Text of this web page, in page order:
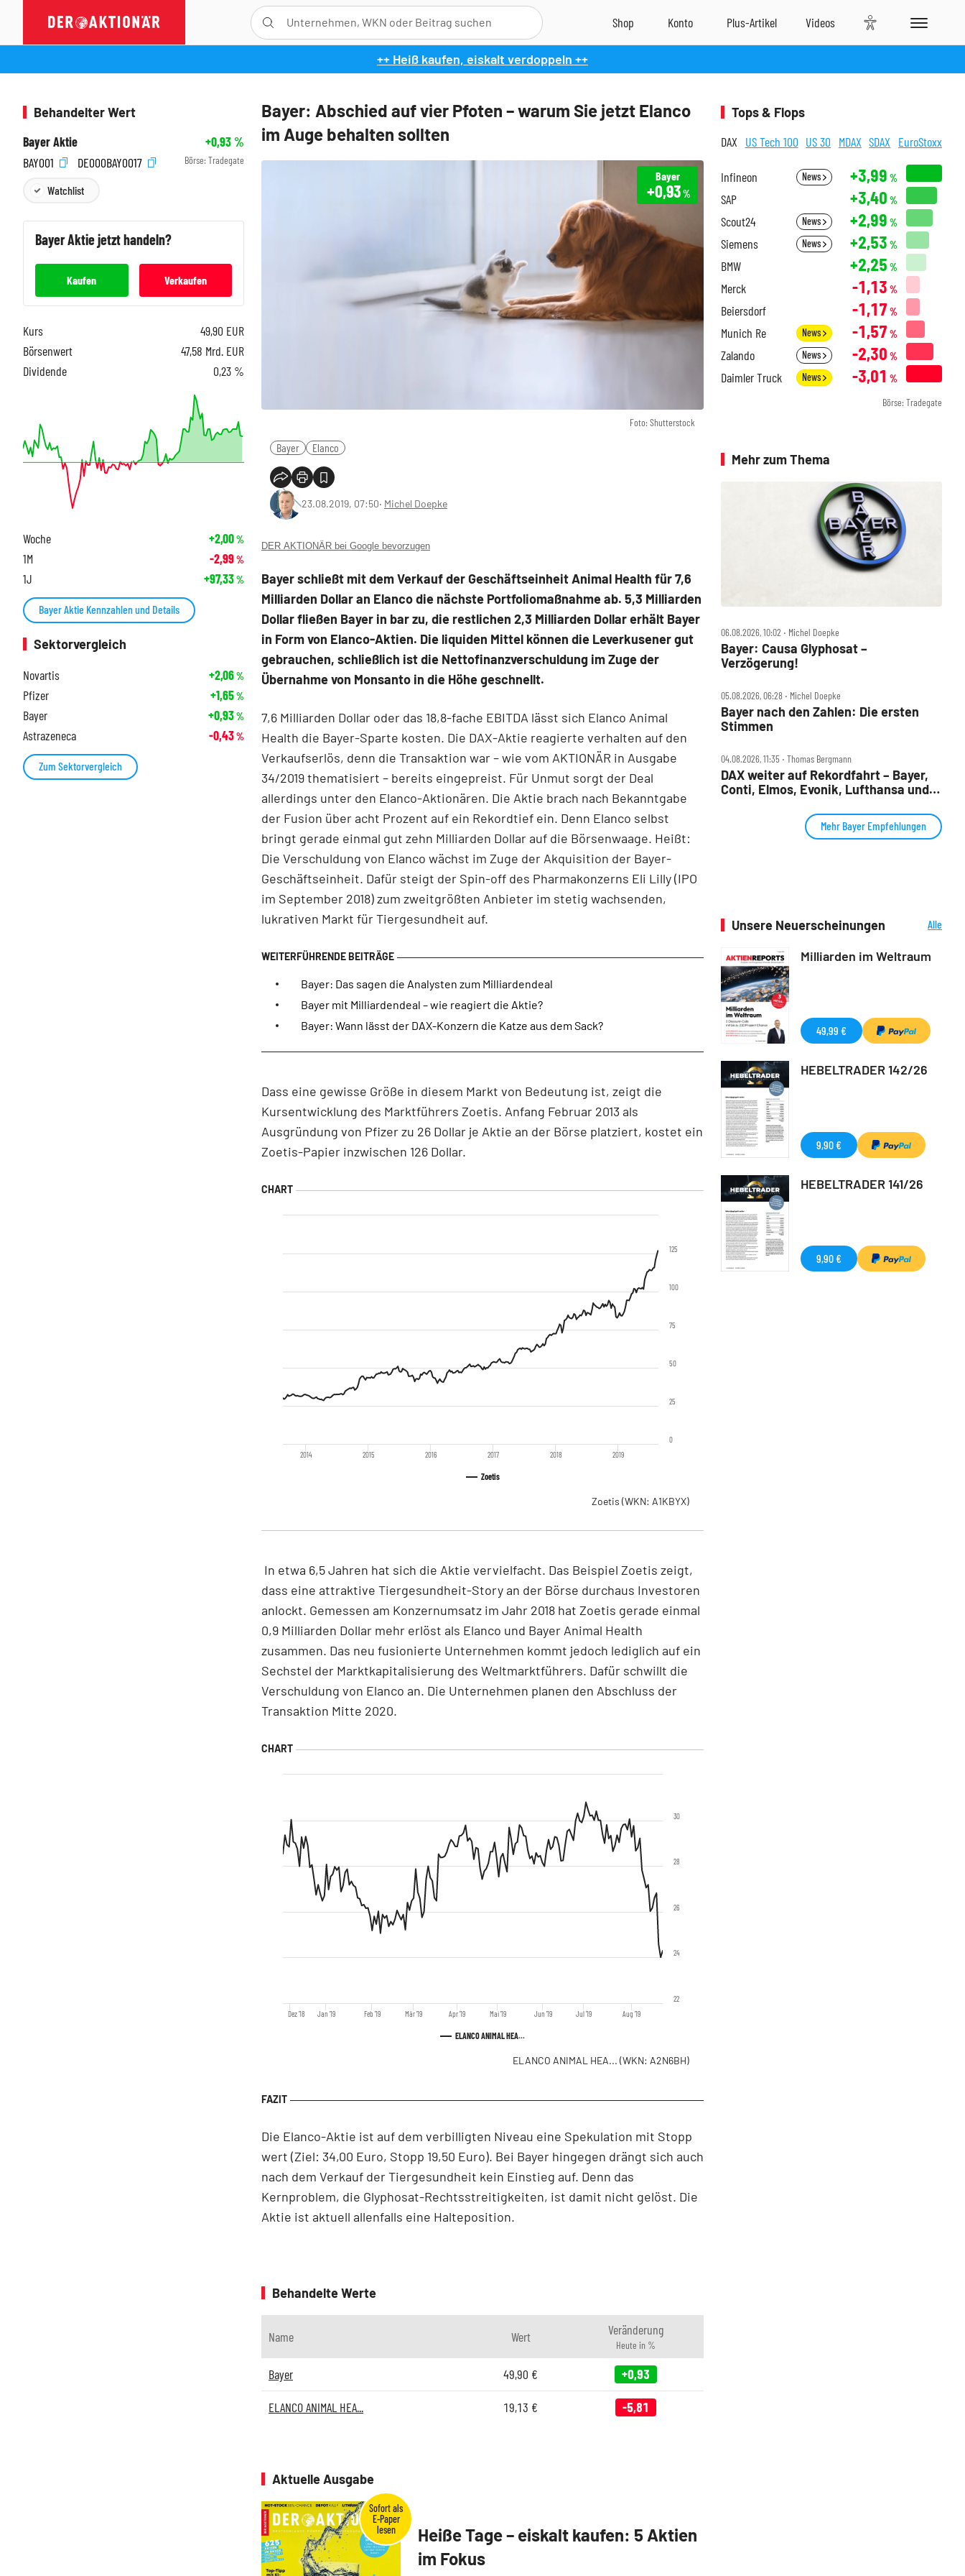
++ Heiß kaufen, eiskalt verdoppeln ++
Bayer: Abschied auf vier Pfoten – warum Sie jetzt Elanco
im Auge behalten sollten
Foto: Shutterstock
Bayer
+0,93%
Bayer Elanco
23.08.2019, 07:50‧ Michel Doepke
DER AKTIONÄR bei Google bevorzugen
Bayer schließt mit dem Verkauf der Geschäftseinheit Animal Health für 7,6
Milliarden Dollar an Elanco die nächste Portfoliomaßnahme ab. 5,3 Milliarden
Dollar fließen Bayer in bar zu, die restlichen 2,3 Milliarden Dollar erhält Bayer
in Form von Elanco-Aktien. Die liquiden Mittel können die Leverkusener gut
gebrauchen, schließlich ist die Nettofinanzverschuldung im Zuge der
Übernahme von Monsanto in die Höhe geschnellt.
7,6 Milliarden Dollar oder das 18,8-fache EBITDA lässt sich Elanco Animal
Health die Bayer-Sparte kosten. Die DAX-Aktie reagierte verhalten auf den
Verkaufserlös, denn die Transaktion war – wie vom AKTIONÄR in Ausgabe
34/2019 thematisiert – bereits eingepreist. Für Unmut sorgt der Deal
allerdings unter den Elanco-Aktionären. Die Aktie brach nach Bekanntgabe
der Fusion über acht Prozent auf ein Rekordtief ein. Denn Elanco selbst
bringt gerade einmal gut zehn Milliarden Dollar auf die Börsenwaage. Heißt:
Die Verschuldung von Elanco wächst im Zuge der Akquisition der Bayer-
Geschäftseinheit. Dafür steigt der Spin-off des Pharmakonzerns Eli Lilly (IPO
im September 2018) zum zweitgrößten Anbieter im stetig wachsenden,
lukrativen Markt für Tiergesundheit auf.
Bayer: Das sagen die Analysten zum Milliardendeal
Bayer mit Milliardendeal – wie reagiert die Aktie?
Bayer: Wann lässt der DAX-Konzern die Katze aus dem Sack?
Dass eine gewisse Größe in diesem Markt von Bedeutung ist, zeigt die
Kursentwicklung des Marktführers Zoetis. Anfang Februar 2013 als
Ausgründung von Pfizer zu 26 Dollar je Aktie an der Börse platziert, kostet ein
Zoetis-Papier inzwischen 126 Dollar.
Zoetis
2014 2015 2016 2017 2018 2019
0
25
50
75
100
125
Zoetis (WKN: A1KBYX)
In etwa 6,5 Jahren hat sich die Aktie vervielfacht. Das Beispiel Zoetis zeigt,
dass eine attraktive Tiergesundheit-Story an der Börse durchaus Investoren
anlockt. Gemessen am Konzernumsatz im Jahr 2018 hat Zoetis gerade einmal
0,9 Milliarden Dollar mehr erlöst als Elanco und Bayer Animal Health
zusammen. Das neu fusionierte Unternehmen kommt jedoch lediglich auf ein
Sechstel der Marktkapitalisierung des Weltmarktführers. Dafür schwillt die
Verschuldung von Elanco an. Die Unternehmen planen den Abschluss der
Transaktion Mitte 2020.
ELANCO ANIMAL HEA...
Dez '18 Jan '19 Feb '19 Mär '19 Apr '19 Mai '19 Jun '19 Jul '19 Aug '19
22
24
26
28
30
ELANCO ANIMAL HEA... (WKN: A2N6BH)
Die Elanco-Aktie ist auf dem verbilligten Niveau eine Spekulation mit Stopp
wert (Ziel: 34,00 Euro, Stopp 19,50 Euro). Bei Bayer hingegen drängt sich auch
nach dem Verkauf der Tiergesundheit kein Einstieg auf. Denn das
Kernproblem, die Glyphosat-Rechtsstreitigkeiten, ist damit nicht gelöst. Die
Aktie ist aktuell allenfalls eine Halteposition.
Behandelte Werte
Name Wert Veränderung
Heute in %
Bayer 49,90 € +0,93
ELANCO ANIMAL HEA... 19,13 € -5,81
Aktuelle Ausgabe
Heiße Tage – eiskalt kaufen: 5 Aktien
im Fokus
Behandelter Wert
Bayer Aktie
+0,93%
BAY001
DE000BAY0017 Börse: Tradegate
Watchlist
BayerAktie jetzt handeln?
Kaufen Verkaufen
Kurs 49,90 EUR
Börsenwert
47,58 Mrd. EUR
Dividende
0,23 %
Woche +2,00%
1M -2,99%
1J +97,33%
Bayer Aktie Kennzahlen und Details
Sektorvergleich
Novartis
+2,06%
Pfizer +1,65%
Bayer +0,93%
Astrazeneca -0,43%
Zum Sektorvergleich
Tops & Flops
DAX US Tech 100 US 30 MDAX SDAX EuroStoxx
Infineon News +3,99 %
SAP +3,40 %
Scout24 News +2,99 %
Siemens News +2,53 %
BMW +2,25 %
Merck -1,13 %
Beiersdorf -1,17 %
Munich Re News -1,57 %
Zalando News -2,30 %
Daimler Truck News -3,01 %
Börse: Tradegate
Mehr zum Thema
06.08.2026, 10:02 ‧ Michel Doepke
Bayer: Causa Glyphosat –
Verzögerung!
05.08.2026, 06:28 ‧ Michel Doepke
Bayer nach den Zahlen: Die ersten
Stimmen
04.08.2026, 11:35 ‧ Thomas Bergmann
DAX weiter auf Rekordfahrt – Bayer,
Conti, Elmos, Evonik, Lufthansa und
Mehr Bayer Empfehlungen
Unsere Neuerscheinungen
Alle
Milliarden im Weltraum
49,99 €
HEBELTRADER 142/26
9,90 €
HEBELTRADER 141/26
9,90 €